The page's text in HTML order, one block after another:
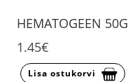
HEMATOGEEN 50G
1.45€
Lisa ostukorvi